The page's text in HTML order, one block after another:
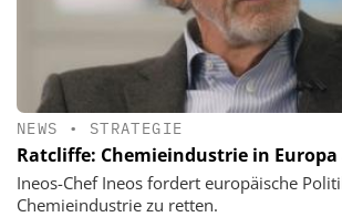
NEWS • STRATEGIE
Ratcliffe: Chemieindustrie in
Ineos-Chef Ineos fordert europäische
Chemieindustrie zu retten.